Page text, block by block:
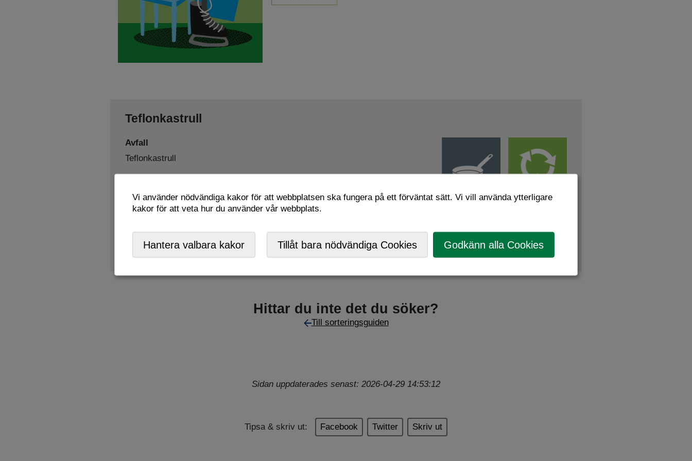
Teflonkastrull
Avfall
Teflonkastrull
Metall,Återbruk
Hittar du inte det du söker?
Till sorteringsguiden
Sidan uppdaterades senast: 2026-04-29 14:53:12
Tipsa & skriv ut: Facebook Twitter Skriv ut
Vi använder nödvändiga kakor för att webbplatsen ska fungera på ett förväntat sätt. Vi vill använda ytterligare
kakor för att veta hur du använder vår webbplats.
Hantera valbara kakor Tillåt bara nödvändiga Cookies Godkänn alla Cookies